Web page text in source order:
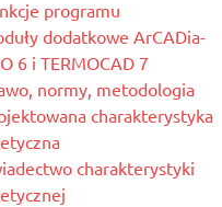
programu
dodatkowe ArCADia-
6 i TERMOCAD 7
normy, metodologia
charakterystyka
charakterystyki